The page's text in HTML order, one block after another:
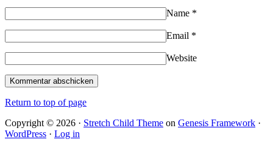
Name *
Email *
Website
Return to top of page
Copyright © 2026 · Stretch Child Theme on Genesis Framework ·
WordPress · Log in